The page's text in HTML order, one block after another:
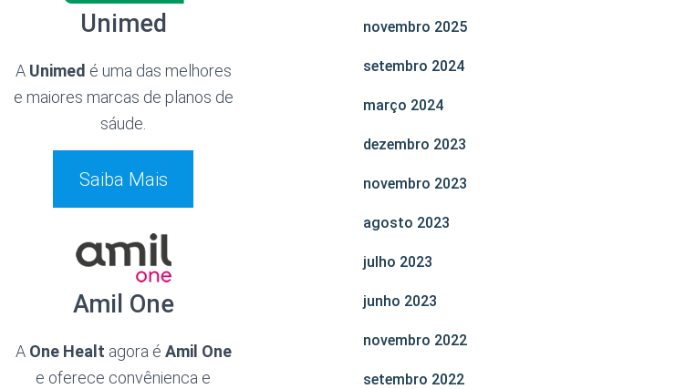
Unimed
A Unimed é uma das melhores
e maiores marcas de planos de
sáude.
Saiba Mais
Amil One
A One Healt agora é Amil One
e oferece convênienca e
novembro 2025
setembro 2024
março 2024
dezembro 2023
novembro 2023
agosto 2023
julho 2023
junho 2023
novembro 2022
setembro 2022